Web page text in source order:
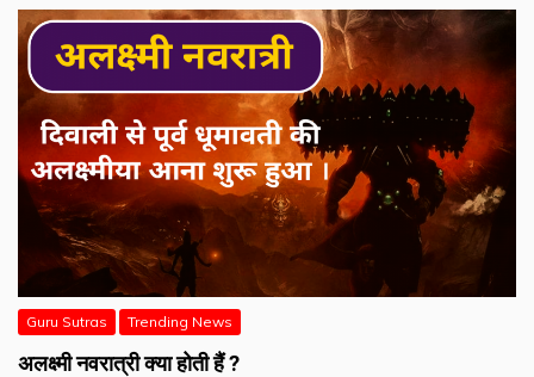
Guru Sutras Trending News
अलक्ष्मी नवरात्री क्या होती हैं ?